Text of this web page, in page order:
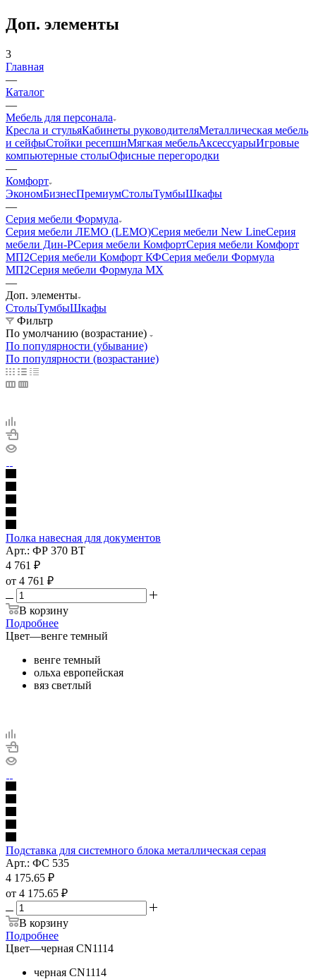
Доп. элементы
3
Главная
—
Каталог
—
Мебель для персонала
Кресла и стульяКабинеты руководителяМеталлическая мебель
и сейфыСтойки ресепшнМягкая мебельАксессуарыИгровые
компьютерные столыОфисные перегородки
—
Комфорт
ЭкономБизнесПремиумСтолыТумбыШкафы
—
Серия мебели Формула
Серия мебели ЛЕМО (LEMO)Серия мебели New LineСерия
мебели Дин-РСерия мебели КомфортСерия мебели Комфорт
МП2Серия мебели Комфорт КФСерия мебели Формула
МП2Серия мебели Формула МХ
—
Доп. элементы
СтолыТумбыШкафы
Фильтр
По умолчанию (возрастание)
По популярности (убывание)
По популярности (возрастание)
Полка навесная для документов
Арт.: ФР 370 ВТ
4 761 ₽
от 4 761 ₽
В корзину
Подробнее
Цвет—венге темный
венге темный
ольха европейская
вяз светлый
Подставка для системного блока металлическая серая
Арт.: ФС 535
4 175.65 ₽
от 4 175.65 ₽
В корзину
Подробнее
Цвет—черная CN1114
черная CN1114